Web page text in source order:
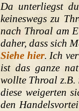
Da unterliegst
keineswegs zu
nach Throal am
daher, dass sich
Siehe hier. Ich
ist das ganze
wollte Throal z.B.
diese weigerten
den